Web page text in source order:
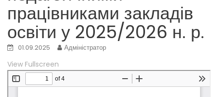
працівниками закладів
освіти у 2025/2026 н. р.
01.09.2025 Адміністратор
View Fullscreen